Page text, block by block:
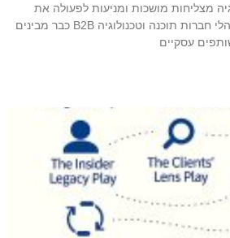
מצליחות מושכות ומניעות לפעולה את
השותפים הנכונים? רוב מנהלי חברות תוכנה וטכנולוגיה B2B כבר מבינים
עסקיים